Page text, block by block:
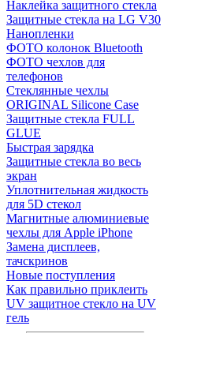
Наклейка защитного стекла
Защитные стекла на LG V30
Нанопленки
ФОТО колонок Bluetooth
ФOTO чехлов для
телефонов
Стеклянные чехлы
ORIGINAL Silicone Case
Защитные стекла FULL
GLUE
Быстрая зарядка
Защитные стекла во весь
экран
Уплотнительная жидкость
для 5D стекол
Магнитные алюминиевые
чехлы для Apple iPhone
Замена дисплеев,
тачскринов
Новые поступления
Как правильно приклеить
UV защитное стекло на UV
гель